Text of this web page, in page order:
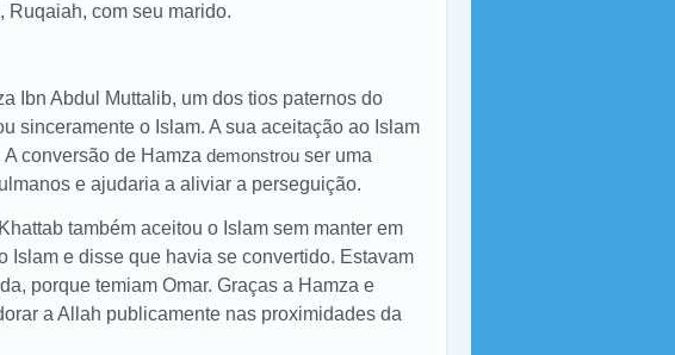
Ruqaiah, com seu marido.
Ibn Abdul Muttalib, um dos tios paternos do
sinceramente o Islam. A sua aceitação ao Islam
A conversão de Hamza demonstrou ser uma
e ajudaria a aliviar a perseguição.
também aceitou o Islam sem manter em
Islam e disse que havia se convertido. Estavam
porque temiam Omar. Graças a Hamza e
a Allah publicamente nas proximidades da